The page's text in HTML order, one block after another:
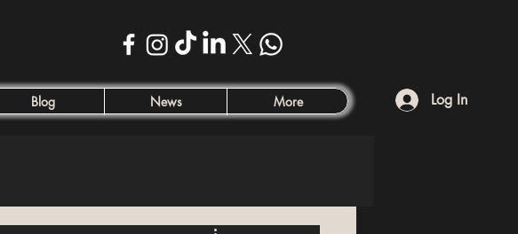
Blog News More Log In